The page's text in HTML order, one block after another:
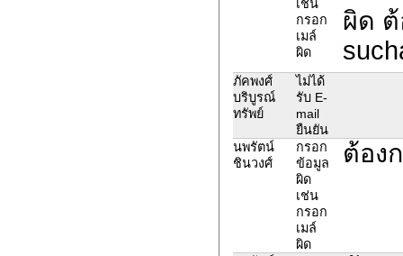
เช่น
กรอก
เมล์
ผิด
ผิด ต้
ภัคพงศ์
บริบูรณ์
ทรัพย์
ไม่ได้
รับ E-
mail
ยืนยัน
นพรัตน์
ชินวงศ์
กรอก
ข้อมูล
ผิด
เช่น
กรอก
เมล์
ผิด
ต้อง